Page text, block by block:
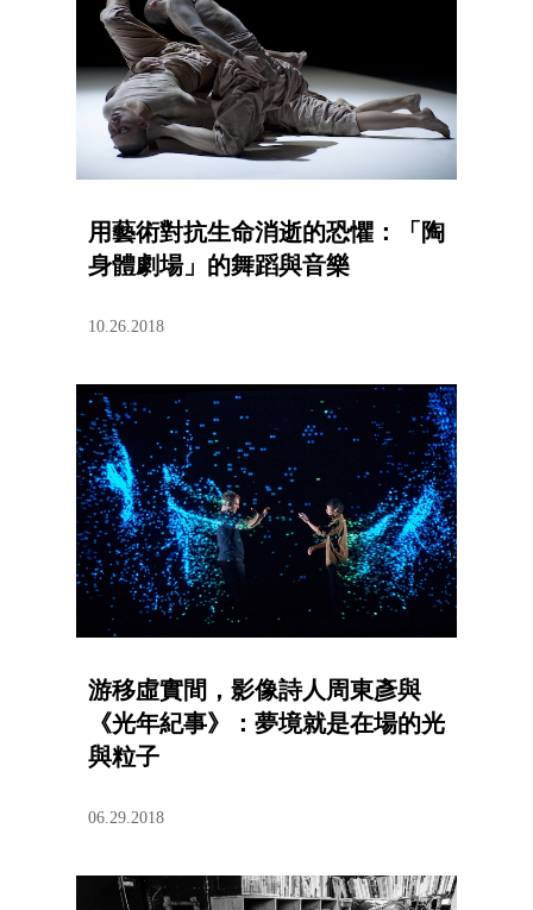
用藝術對抗生命消逝的恐懼：「陶
身體劇場」的舞蹈與音樂
10.26.2018
游移虛實間，影像詩人周東彥與
《光年紀事》：夢境就是在場的光
與粒子
06.29.2018